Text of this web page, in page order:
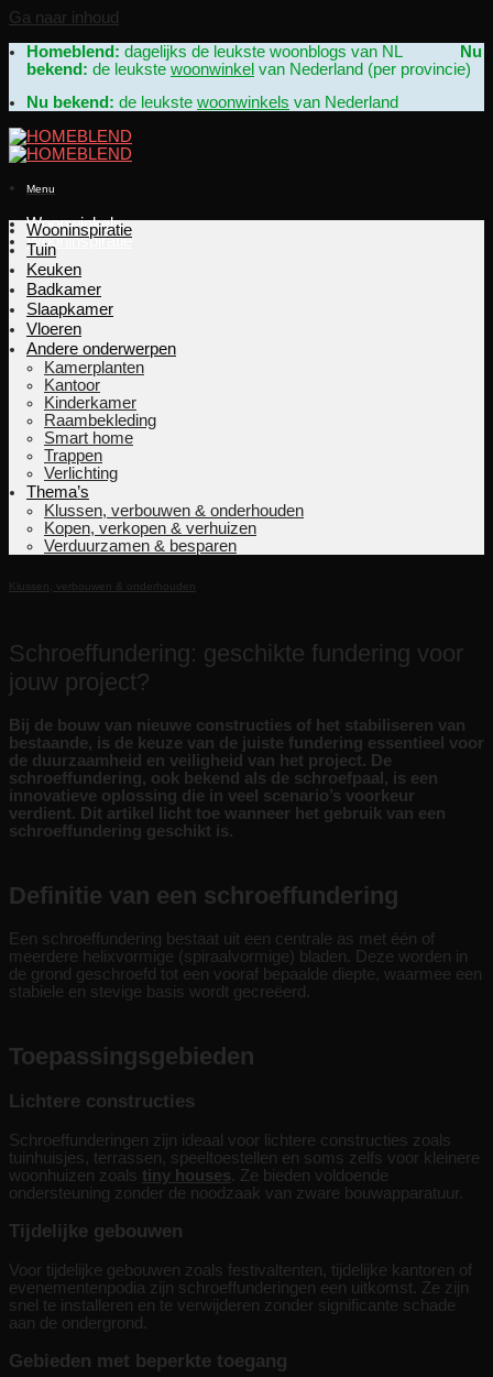
Ga naar inhoud
Homeblend: dagelijks de leukste woonblogs van NL Nu
bekend: de leukste woonwinkel van Nederland (per provincie)
Nu bekend: de leukste woonwinkels van Nederland
Menu
Woonwinkels
Wooninspiratie
Wooninspiratie
Tuin
Keuken
Badkamer
Slaapkamer
Vloeren
Andere onderwerpen
Kamerplanten
Kantoor
Kinderkamer
Raambekleding
Smart home
Trappen
Verlichting
Thema’s
Klussen, verbouwen & onderhouden
Kopen, verkopen & verhuizen
Verduurzamen & besparen
Klussen, verbouwen & onderhouden
Schroeffundering: geschikte fundering voor
jouw project?
Bij de bouw van nieuwe constructies of het stabiliseren van
bestaande, is de keuze van de juiste fundering essentieel voor
de duurzaamheid en veiligheid van het project. De
schroeffundering, ook bekend als de schroefpaal, is een
innovatieve oplossing die in veel scenario’s voorkeur
verdient. Dit artikel licht toe wanneer het gebruik van een
schroeffundering geschikt is.
Definitie van een schroeffundering
Een schroeffundering bestaat uit een centrale as met één of
meerdere helixvormige (spiraalvormige) bladen. Deze worden in
de grond geschroefd tot een vooraf bepaalde diepte, waarmee een
stabiele en stevige basis wordt gecreëerd.
Toepassingsgebieden
Lichtere constructies
Schroeffunderingen zijn ideaal voor lichtere constructies zoals
tuinhuisjes, terrassen, speeltoestellen en soms zelfs voor kleinere
woonhuizen zoals tiny houses. Ze bieden voldoende
ondersteuning zonder de noodzaak van zware bouwapparatuur.
Tijdelijke gebouwen
Voor tijdelijke gebouwen zoals festivaltenten, tijdelijke kantoren of
evenementenpodia zijn schroeffunderingen een uitkomst. Ze zijn
snel te installeren en te verwijderen zonder significante schade
aan de ondergrond.
Gebieden met beperkte toegang